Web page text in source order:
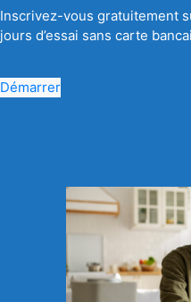
Inscrivez-vous gratuitement
jours d’essai sans carte
Démarrer